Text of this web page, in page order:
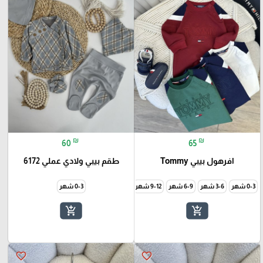
65 ₪
افرهول بيبي Tommy
0-3 شهر 3-6 شهر 6-9 شهر 9-12 شهر
add_shopping_cart
60 ₪
طقم بيبي ولادي عملي 6172
0-3 شهر
add_shopping_cart
favorite_border
favorite_border